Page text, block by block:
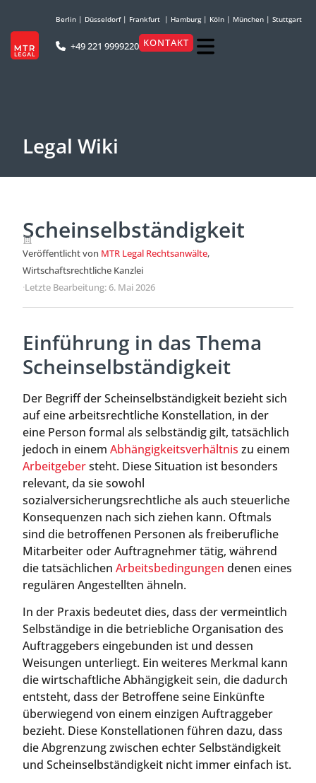
Berlin | Düsseldorf| Frankfurt | Hamburg| Köln | München | Stuttgart
+49 221 9999220 KONTAKT
Legal Wiki
Scheinselbständigkeit
Veröffentlicht von MTR Legal Rechtsanwälte,
Wirtschaftsrechtliche Kanzlei
·Letzte Bearbeitung: 6. Mai 2026
Einführung in das Thema
Scheinselbständigkeit
Der Begriff der Scheinselbständigkeit bezieht sich
auf eine arbeitsrechtliche Konstellation, in der
eine Person formal als selbständig gilt, tatsächlich
jedoch in einem Abhängigkeitsverhältnis zu einem
Arbeitgebersteht. Diese Situation ist besonders
relevant, da sie sowohl
sozialversicherungsrechtliche als auch steuerliche
Konsequenzen nach sich ziehen kann. Oftmals
sind die betroffenen Personen als freiberufliche
Mitarbeiter oder Auftragnehmer tätig, während
die tatsächlichen Arbeitsbedingungen denen eines
regulären Angestellten ähneln.
In der Praxis bedeutet dies, dass der vermeintlich
Selbständige in die betriebliche Organisation des
Auftraggebers eingebunden ist und dessen
Weisungen unterliegt. Ein weiteres Merkmal kann
die wirtschaftliche Abhängigkeit sein, die dadurch
entsteht, dass der Betroffene seine Einkünfte
überwiegend von einem einzigen Auftraggeber
bezieht. Diese Konstellationen führen dazu, dass
die Abgrenzung zwischen echter Selbständigkeit
und Scheinselbständigkeit nicht immer einfach ist.